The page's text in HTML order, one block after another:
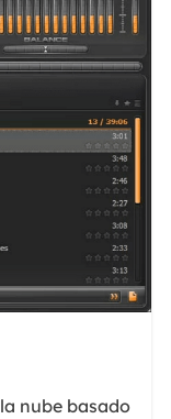
nube basado